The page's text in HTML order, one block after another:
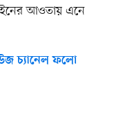
আওতায় এনে
চ্যানেল ফলো